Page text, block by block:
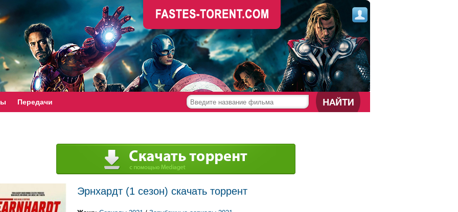
Передачи
Эрнхардт (1 сезон) скачать торрент